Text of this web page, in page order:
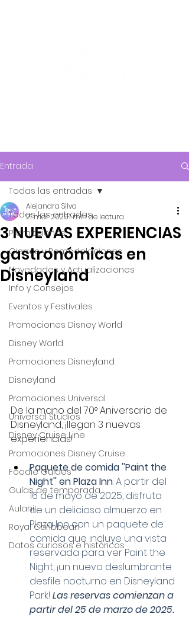
Entrada
Todas las entradas
Promociones
Cierres y Remodelaciones
Novedades y Actualizaciones
Info y Consejos
Eventos y Festivales
Promociones Disney World
Disney World
Promociones Disneyland
Disneyland
Promociones Universal
Universal Studios
Disney Cruise Line
Promociones Disney Cruise
Foodie Guides
Guías de temporada
Aulani
Royal Caribbean
Datos curiosos e históricos
Todas las entradas
3 NUEVAS EXPERIENCIAS
gastronómicas en
Disneyland
Alejandra Silva
21 mar 20251 min de lectura
De la mano del 70° Aniversario de
Disneyland, ¡llegan 3 nuevas
experiencias!
Paquete de comida ''Paint the
Night'' en Plaza Inn: A partir del
16 de mayo de 2025, disfruta
de un delicioso almuerzo en
Plaza Inn con un paquete de
comida que incluye una vista
reservada para ver Paint the
Night, ¡un nuevo deslumbrante
desfile nocturno en Disneyland
Park! Las reservas comienzan a
partir del 25 de marzo de 2025.